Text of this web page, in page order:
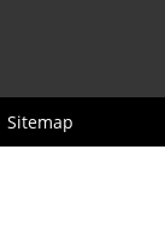
Sitemap